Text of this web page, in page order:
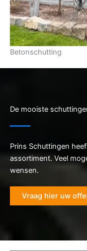
Betonschutting
De mooiste
Prins Schuttingen
assortiment. Veel
wensen.
Vraag hier uw